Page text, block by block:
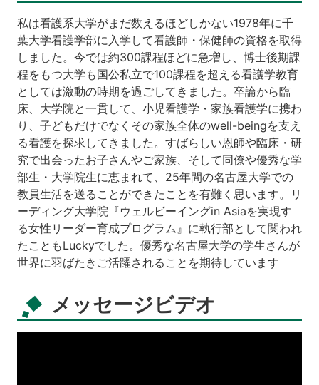
私は看護系大学がまだ数えるほどしかない1978年に千
葉大学看護学部に入学して看護師・保健師の資格を取得
しました。今では約300課程ほどに急増し、博士後期課
程をもつ大学も国公私立で100課程を超える看護学教育
としては激動の時期を過ごしてきました。卒論から臨
床、大学院と一貫して、小児看護学・家族看護学に携わ
り、子どもだけでなくその家族全体のwell-beingを支え
る看護を探求してきました。すばらしい恩師や臨床・研
究で出会ったお子さんやご家族、そして同僚や優秀な学
部生・大学院生に恵まれて、25年間の名古屋大学での
教員生活を送ることができたことを有難く思います。リ
ーディング大学院『ウェルビーイングin Asiaを実現す
る女性リーダー育成プログラム』に執行部として関われ
たこともLuckyでした。優秀な名古屋大学の学生さんが
世界に羽ばたきご活躍されることを期待しています
メッセージビデオ